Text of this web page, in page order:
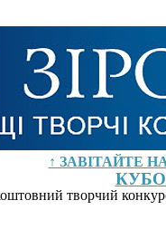
↑ ЗАВІТАЙТЕ
творчий